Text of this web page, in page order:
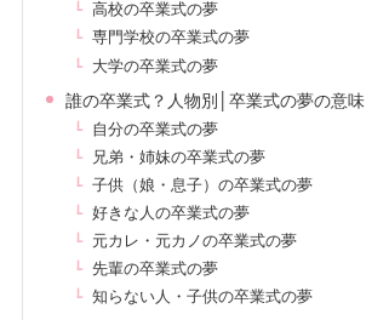
高校の卒業式の夢
専門学校の卒業式の夢
大学の卒業式の夢
誰の卒業式？人物別│卒業式の夢の意味
自分の卒業式の夢
兄弟・姉妹の卒業式の夢
子供（娘・息子）の卒業式の夢
好きな人の卒業式の夢
元カレ・元カノの卒業式の夢
先輩の卒業式の夢
知らない人・子供の卒業式の夢